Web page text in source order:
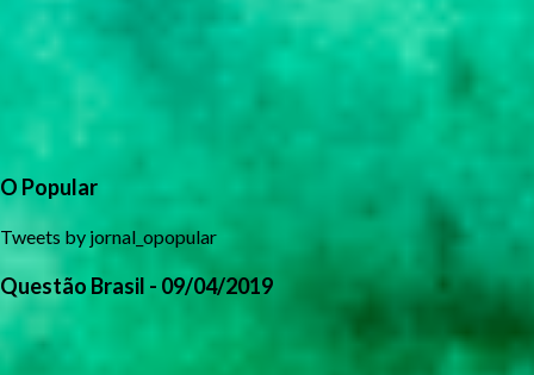
O Popular
Tweets by jornal_opopular
Questão Brasil - 09/04/2019